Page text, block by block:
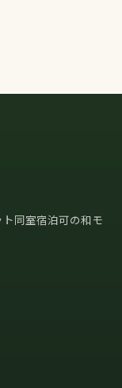
同室宿泊可の和モ